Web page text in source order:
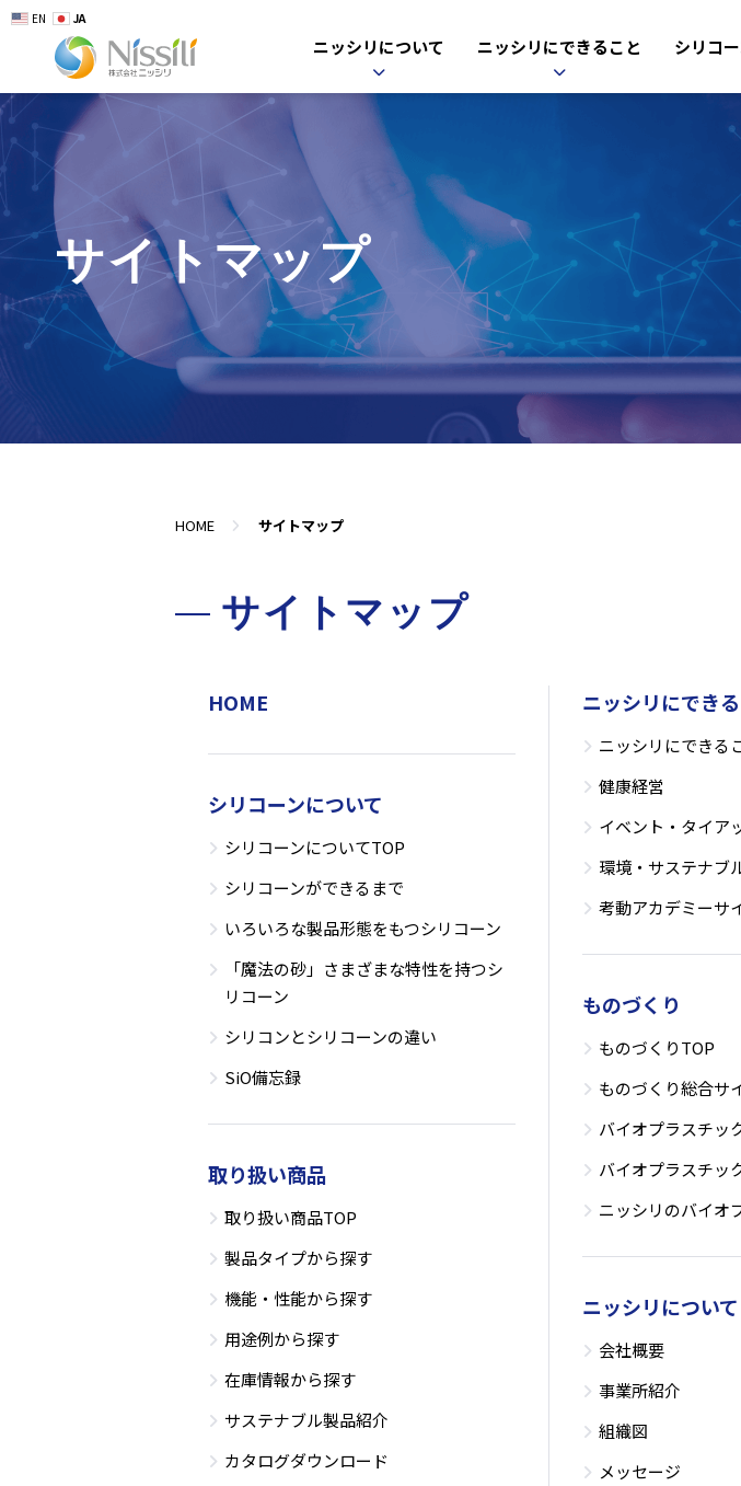
ニッシリについて ニッシリにできること シリコ
サイトマップ
HOME サイトマップ
サイトマップ
HOME
シリコーンについて
シリコーンについてTOP
シリコーンができるまで
いろいろな製品形態をもつシリコーン
「魔法の砂」さまざまな特性を持つシ
リコーン
シリコンとシリコーンの違い
SiO備忘録
取り扱い商品
取り扱い商品TOP
製品タイプから探す
機能・性能から探す
用途例から探す
在庫情報から探す
サステナブル製品紹介
カタログダウンロード
ニッシリにでき
ニッシリにできる
健康経営
イベント・タイア
環境・サステナブ
考動アカデミーサ
ものづくり
ものづくりTOP
ものづくり総合サ
バイオプラスチッ
バイオプラスチッ
ニッシリのバイオ
ニッシリについて
会社概要
事業所紹介
組織図
メッセージ
EN JA